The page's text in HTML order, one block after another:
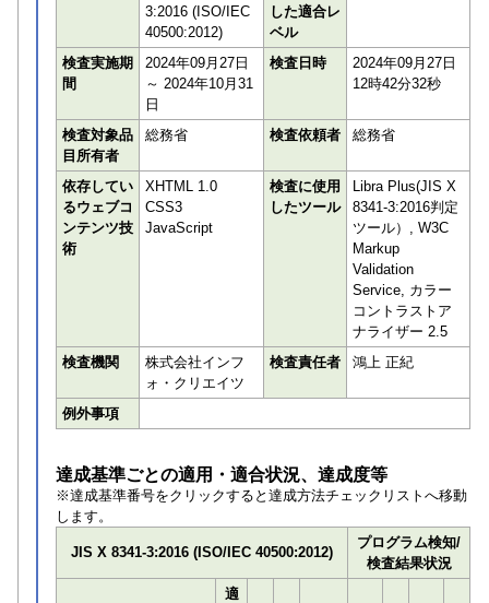
3:2016 (ISO/IEC
40500:2012)
した適合レ
ベル
検査実施期
間
2024年09月27日
～ 2024年10月31
日
検査日時
2024年09月27日
12時42分32秒
検査対象品
目所有者
総務省 検査依頼者 総務省
依存してい
るウェブコ
ンテンツ技
術
XHTML 1.0
CSS3
JavaScript
検査に使用
したツール
Libra Plus(JIS X
8341-3:2016判定
ツール）, W3C
Markup
Validation
Service, カラー
コントラストア
ナライザー 2.5
検査機関
株式会社インフ
ォ・クリエイツ
検査責任者 鴻上 正紀
例外事項
達成基準ごとの適用・適合状況、達成度等
※達成基準番号をクリックすると達成方法チェックリストへ移動
します。
JIS X 8341-3:2016 (ISO/IEC 40500:2012)
プログラム検知/
検査結果状況
適